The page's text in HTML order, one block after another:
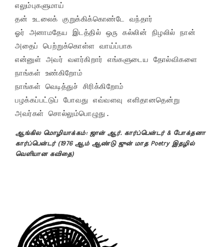
எலும்புகளுமாய்
தன் உடலைக் குறுக்கிக்கொண்டே வந்தார்
ஓர் அனாமதேய இடத்தில் ஒரு கல்லின் நிழலில் நான்
அதைப் பெற்றுக்கொள்ள வாய்ப்பாக
என்னுள் அவர் வளர்கிறார் எங்களுடைய தோல்விகளை
நாங்கள் உண்கிறோம்
நாங்கள் வெடித்துச் சிரிக்கிறோம்
பழக்கப்பட்டுப் போவது எவ்வளவு எளிதானதென்று
அவர்கள் சொல்லும்பொழுது.
ஆங்கில மொழியாக்கம்: ஜான் ஆர். கார்ப்பென்டர் & போக்தனா
கார்ப்பென்டர் (1976 ஆம் ஆண்டு ஜுன் மாத Poetry இதழில்
வெளியான கவிதை)